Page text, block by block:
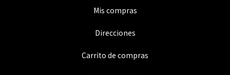
Mis compras
Direcciones
Carrito de compras